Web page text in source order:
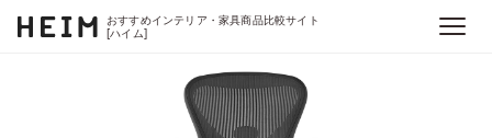
おすすめインテリア・家具商品比較サイト
[ハイム]